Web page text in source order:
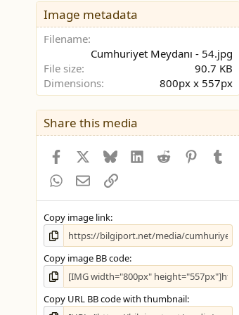
ı
Image metadata
Filename
Cumhuriyet Meydanı - 54.jpg
File size
90.7 KB
Dimensions
800px x 557px
Share this media
FacebookX (Twitter)
BlueskyLinkedInReddit Pinterest
WhatsApp
E-postaBağlantı
Copy image link
Copy image BB code
Copy URL BB code with thumbnail